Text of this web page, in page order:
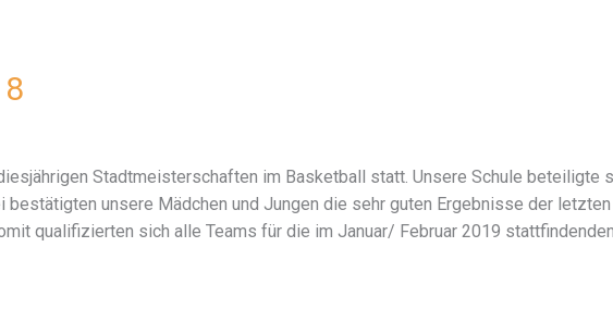
Stadtmeisterschaften im Basketball statt. Unsere Schule beteiligte
unsere Mädchen und Jungen die sehr guten Ergebnisse der letzten
qualifizierten sich alle Teams für die im Januar/ Februar 2019 stattfindenden